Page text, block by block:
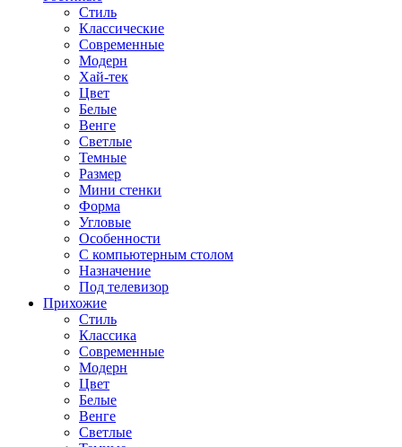
Стиль
Классические
Современные
Модерн
Хай-тек
Цвет
Белые
Венге
Светлые
Темные
Размер
Мини стенки
Форма
Угловые
Особенности
С компьютерным столом
Назначение
Под телевизор
Прихожие
Стиль
Классика
Современные
Модерн
Цвет
Белые
Венге
Светлые